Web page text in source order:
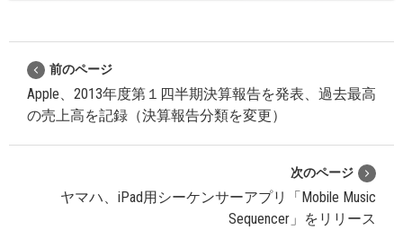
前のページ
Apple、2013年度第１四半期決算報告を発表、過去最高
の売上高を記録（決算報告分類を変更）
次のページ
ヤマハ、iPad用シーケンサーアプリ「Mobile Music
Sequencer」をリリース